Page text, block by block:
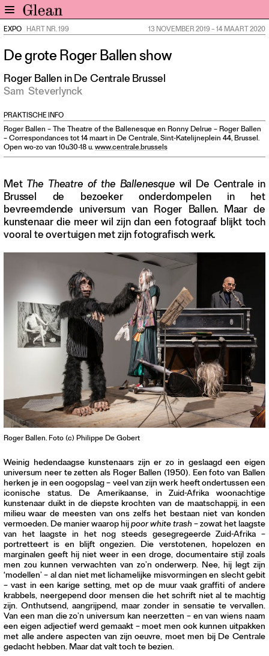
Nieuws
Expo
Interviews
Inzicht
Events
Meer rubrieken
Aanmelden
Abonneren
Adverteren
Nieuwsbrief
Contact
Waar is GLEAN te koop
Privacy
Instagram
Facebook
EXPO HART NR. 199 13 NOVEMBER 2019–14 MAART 2020
De grote Roger Ballen show
Roger Ballen in De Centrale Brussel
Sam Steverlynck
PRAKTISCHE INFO
Roger Ballen – The Theatre of the Ballenesque en Ronny Delrue – Roger Ballen
– Correspondances tot 14 maart in De Centrale, Sint-Katelijneplein 44, Brussel.
Open wo-zo van 10u30-18 u.www.centrale.brussels
Met The Theatre of the Ballenesque wil De Centrale in
Brussel de bezoeker onderdompelen in het
bevreemdende universum van Roger Ballen. Maar de
kunstenaar die meer wil zijn dan een fotograaf blijkt toch
vooral te overtuigen met zijn fotografisch werk.
Roger Ballen. Foto (c) Philippe De Gobert
Weinig hedendaagse kunstenaars zijn er zo in geslaagd een eigen
universum neer te zetten als Roger Ballen (1950). Een foto van Ballen
herken je in een oogopslag – veel van zijn werk heeft ondertussen een
iconische status. De Amerikaanse, in Zuid-Afrika woonachtige
kunstenaar duikt in de diepste krochten van de maatschappij, in een
milieu waar de meesten van ons zelfs het bestaan niet van konden
vermoeden. De manier waarop hijpoor white trash– zowat het laagste
van het laagste in het nog steeds gesegregeerde Zuid-Afrika –
portretteert is en blijft ongezien. Die verstotenen, hopelozen en
marginalen geeft hij niet weer in een droge, documentaire stijl zoals
men zou kunnen verwachten van zo’n onderwerp. Nee, hij legt zijn
‘modellen’ – al dan niet met lichamelijke misvormingen en slecht gebit
– vast in een karige setting, met op de muur vaak graffiti of andere
krabbels, neergepend door mensen die het schrift niet al te machtig
zijn. Onthutsend, aangrijpend, maar zonder in sensatie te vervallen.
Van een man die zo’n universum kan neerzetten – en van wiens naam
een eigen adjectief werd gemaakt – moet men ook kunnen uitpakken
met alle andere aspecten van zijn oeuvre, moet men bij De Centrale
gedacht hebben. Maar dat valt toch te bezien.